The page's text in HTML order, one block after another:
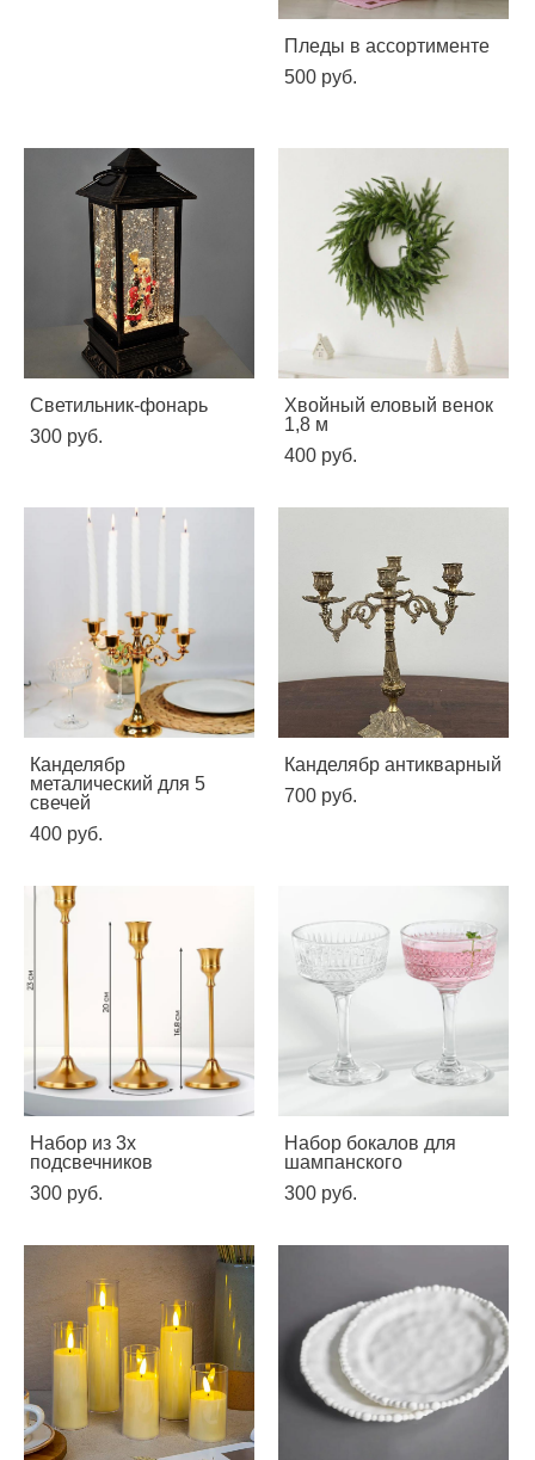
Пледы в ассортименте
500 pуб.
Светильник-фонарь
300 pуб.
Хвойный еловый венок
1,8 м
400 pуб.
Канделябр
металический для 5
свечей
400 pуб.
Канделябр антикварный
700 pуб.
Набор из 3х
подсвечников
300 pуб.
Набор бокалов для
шампанского
300 pуб.